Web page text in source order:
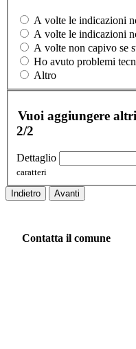
A volte le indicazioni
A volte le indicazioni
A volte non capivo se
Ho avuto problemi
Altro
Vuoi aggiungere
2/2
Dettaglio
caratteri
Indietro Avanti
Contatta il comune